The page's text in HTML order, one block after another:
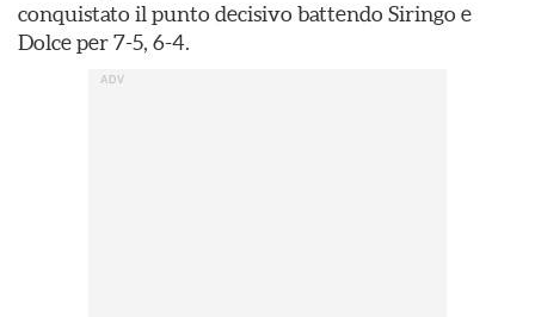
conquistato il punto decisivo battendo Siringo e
Dolce per 7-5, 6-4.